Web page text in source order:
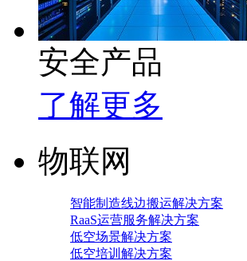
安全产品
了解更多
物联网
智能制造线边搬运解决方案
RaaS运营服务解决方案
低空场景解决方案
低空培训解决方案